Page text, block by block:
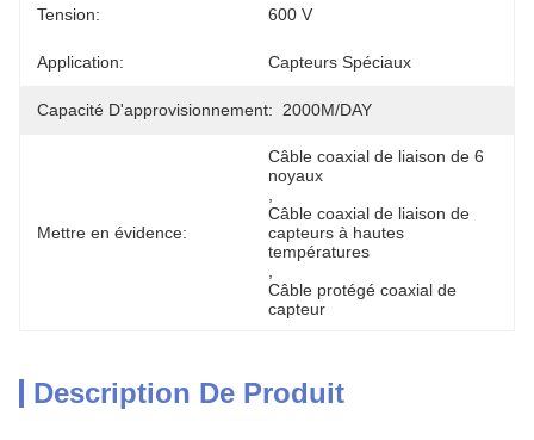
Tension: 600 V
Application: Capteurs Spéciaux
Capacité D'approvisionnement: 2000M/DAY
Mettre en évidence:
Câble coaxial de liaison de 6
noyaux
Câble coaxial de liaison de
capteurs à hautes
températures
Câble protégé coaxial de
capteur
Description De Produit